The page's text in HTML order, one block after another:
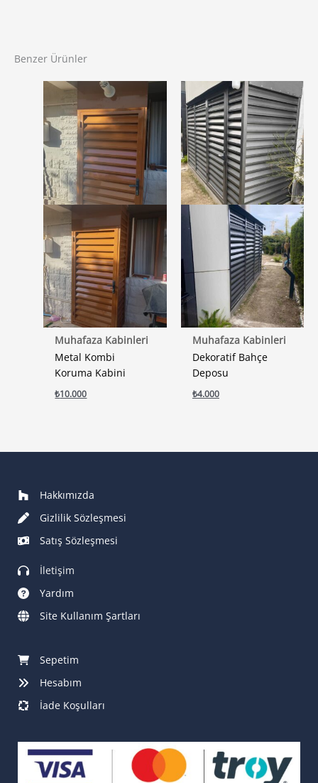
Benzer Ürünler
Muhafaza Kabinleri
Metal Kombi
Koruma Kabini
₺10.000
Muhafaza Kabinleri
Dekoratif Bahçe
Deposu
₺4.000
Hakkımızda
Gizlilik Sözleşmesi
Satış Sözleşmesi
İletişim
Yardım
Site Kullanım Şartları
Sepetim
Hesabım
İade Koşulları